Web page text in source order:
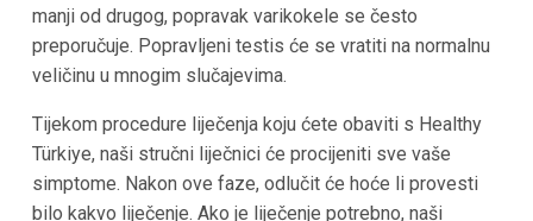
manji od drugog, popravak varikokele se često
preporučuje. Popravljeni testis će se vratiti na normalnu
veličinu u mnogim slučajevima.
Tijekom procedure liječenja koju ćete obaviti s Healthy
Türkiye, naši stručni liječnici će procijeniti sve vaše
simptome. Nakon ove faze, odlučit će hoće li provesti
bilo kakvo liječenje. Ako je liječenje potrebno, naši